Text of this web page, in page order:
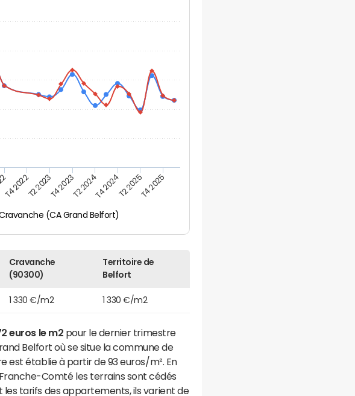
(CA Grand Belfort)
T4 2022T2 2023T4 2023T2 2024T4 2024T2 2025T4 2025
Cravanche
(90300)
Territoire de
Belfort
1 330 €/m2 1 330 €/m2
euros le m2 pour le dernier trimestre
Belfort où se situe la commune de
est établie à partir de 93 euros/m². En
Comté les terrains sont cédés
tarifs des appartements, ils varient de